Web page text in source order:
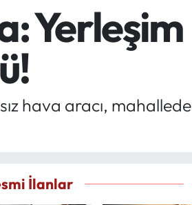
Yerleşim
hava aracı, mahallede
İlanlar